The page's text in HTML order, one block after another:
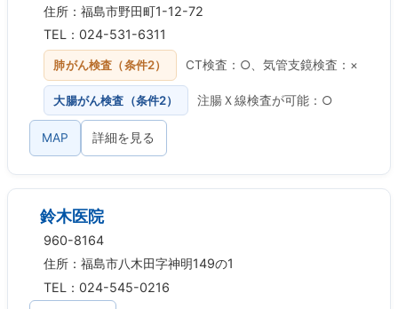
住所：福島市野田町1-12-72
TEL：024-531-6311
肺がん検査（条件2） CT検査：○、気管支鏡検査：×
大腸がん検査（条件2） 注腸Ｘ線検査が可能：○
MAP 詳細を見る
鈴木医院
960-8164
住所：福島市八木田字神明149の1
TEL：024-545-0216